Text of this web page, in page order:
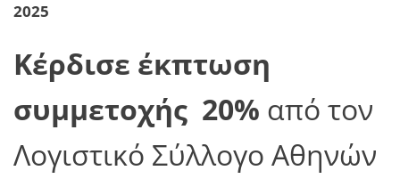
2025
Κέρδισε έκπτωση
συμμετοχής 20% από τον
Λογιστικό Σύλλογο Αθηνών